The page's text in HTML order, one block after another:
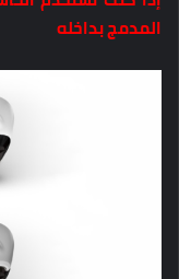
المدمج بداخله